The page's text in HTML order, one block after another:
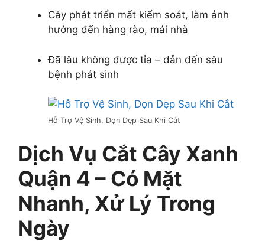
Cây phát triển mất kiểm soát, làm ảnh
hưởng đến hàng rào, mái nhà
Đã lâu không được tỉa – dẫn đến sâu
bệnh phát sinh
Hỗ Trợ Vệ Sinh, Dọn Dẹp Sau Khi Cắt
Dịch Vụ Cắt Cây Xanh
Quận 4 – Có Mặt
Nhanh, Xử Lý Trong
Ngày